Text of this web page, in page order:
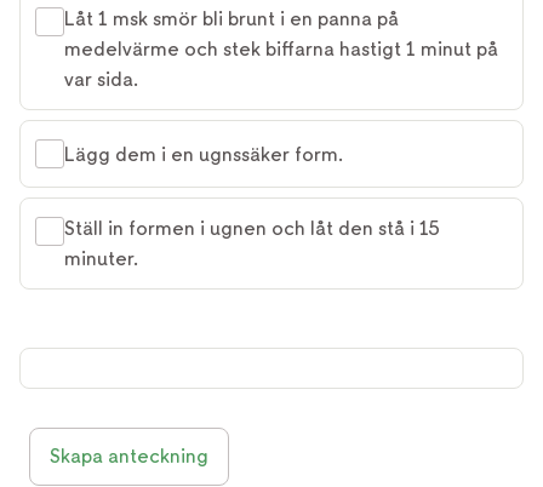
Låt 1 msk smör bli brunt i en panna på
medelvärme och stek biffarna hastigt 1 minut på
var sida.
Lägg dem i en ugnssäker form.
Ställ in formen i ugnen och låt den stå i 15
minuter.
Skapa anteckning